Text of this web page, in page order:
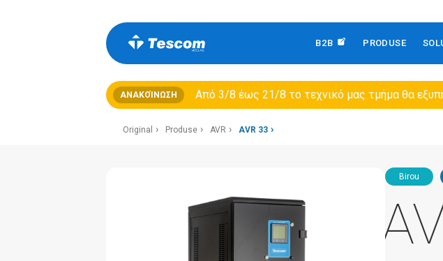
B2B PRODUSE
ΑΝΑΚΟΊΝΩΣΗ Από 3/8 έως 21/8 τo τεχνικό μας τμήμα θα
Original Produse AVR AVR 33
Birou